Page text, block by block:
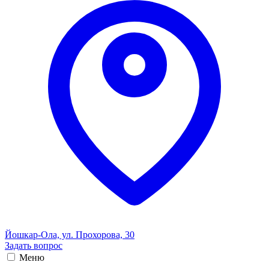
Йошкар-Ола, ул. Прохорова, 30
Задать вопрос
Меню